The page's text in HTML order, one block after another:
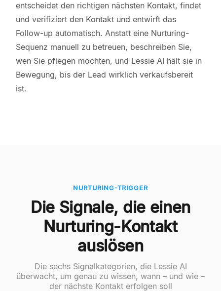
entscheidet den richtigen nächsten Kontakt, findet
und verifiziert den Kontakt und entwirft das
Follow-up automatisch. Anstatt eine Nurturing-
Sequenz manuell zu betreuen, beschreiben Sie,
wen Sie pflegen möchten, und Lessie AI hält sie in
Bewegung, bis der Lead wirklich verkaufsbereit
ist.
NURTURING-TRIGGER
Die Signale, die einen
Nurturing-Kontakt
auslösen
Die sechs Signalkategorien, die Lessie AI
überwacht, um genau zu wissen, wann – und wie –
der nächste Kontakt erfolgen soll